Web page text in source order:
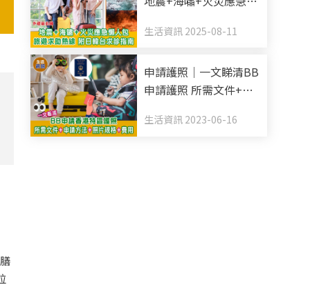
日韓台求診指南
生活資訊 2025-08-11
申請護照｜一文睇清BB
申請護照 所需文件+申
生活資訊 2023-06-16